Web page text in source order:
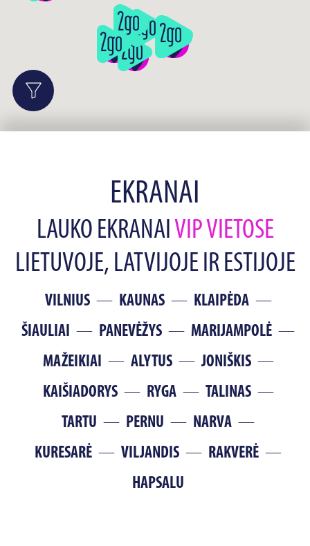
EKRANAI
LAUKO EKRANAI VIP VIETOSE
LIETUVOJE, LATVIJOJE IR ESTIJOJE
VILNIUS KAUNAS
KLAIPĖDA
ŠIAULIAI
PANEVĖŽYS
MARIJAMPOLĖ
MAŽEIKIAI
ALYTUS
JONIŠKIS
KAIŠIADORYS
RYGA
TALINAS
TARTU
PERNU
NARVA
KURESARĖ
VILJANDIS
RAKVERĖ
HAPSALU